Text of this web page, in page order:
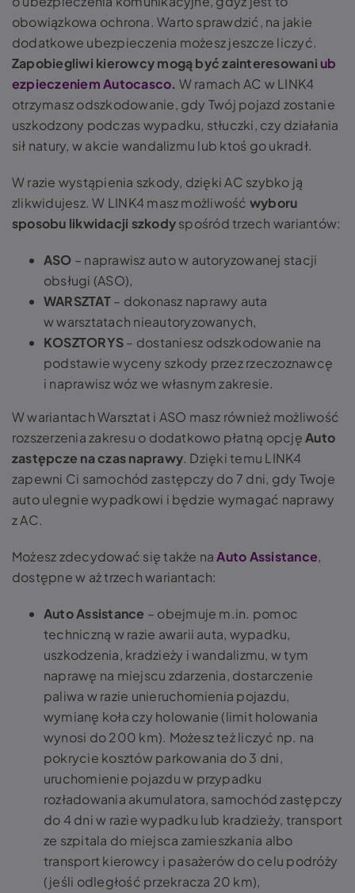
obowiązkowa ochrona. Warto sprawdzić, na jakie
dodatkowe ubezpieczenia możesz jeszcze liczyć.
Zapobiegliwi kierowcy mogą być zainteresowani ub
ezpieczeniem Autocasco. W ramach AC w LINK4
otrzymasz odszkodowanie, gdy Twój pojazd zostanie
uszkodzony podczas wypadku, stłuczki, czy działania
sił natury, w akcie wandalizmu lub ktoś go ukradł.
W razie wystąpienia szkody, dzięki AC szybko ją
zlikwidujesz. W LINK4 masz możliwość wyboru
sposobu likwidacji szkodyspośród trzech wariantów:
ASO – naprawisz auto w autoryzowanej stacji
obsługi (ASO),
WARSZTAT– dokonasz naprawy auta
w warsztatach nieautoryzowanych,
KOSZTORYS– dostaniesz odszkodowanie na
podstawie wyceny szkody przez rzeczoznawcę
i naprawisz wóz we własnym zakresie.
W wariantach Warsztat i ASO masz również możliwość
rozszerzenia zakresu o dodatkowo płatną opcjęAuto
zastępcze na czas naprawy. Dzięki temu LINK4
zapewni Ci samochód zastępczy do 7 dni, gdy Twoje
auto ulegnie wypadkowi i będzie wymagać naprawy
z AC.
Możesz zdecydować się także naAuto Assistance,
dostępne w aż trzech wariantach:
Auto Assistance – obejmuje m.in. pomoc
techniczną w razie awarii auta, wypadku,
uszkodzenia, kradzieży i wandalizmu, w tym
naprawę na miejscu zdarzenia, dostarczenie
paliwa w razie unieruchomienia pojazdu,
wymianę koła czy holowanie (limit holowania
wynosi do 200 km). Możesz też liczyć np. na
pokrycie kosztów parkowania do 3 dni,
uruchomienie pojazdu w przypadku
rozładowania akumulatora, samochód zastępczy
do 4 dni w razie wypadku lub kradzieży, transport
ze szpitala do miejsca zamieszkania albo
transport kierowcy i pasażerów do celu podróży
(jeśli odległość przekracza 20 km),